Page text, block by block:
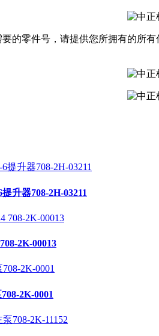
的零件号，请提供您所拥有的所
升器708-2H-03211
2K-00013
2K-0001